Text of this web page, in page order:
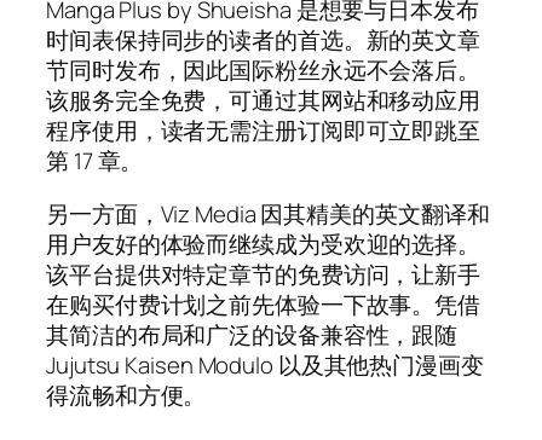
Manga Plus by Shueisha 是想要与日本发布
时间表保持同步的读者的首选。新的英文章
节同时发布，因此国际粉丝永远不会落后。
该服务完全免费，可通过其网站和移动应用
程序使用，读者无需注册订阅即可立即跳至
第 17 章。
另一方面，Viz Media 因其精美的英文翻译和
用户友好的体验而继续成为受欢迎的选择。
该平台提供对特定章节的免费访问，让新手
在购买付费计划之前先体验一下故事。凭借
其简洁的布局和广泛的设备兼容性，跟随
Jujutsu Kaisen Modulo 以及其他热门漫画变
得流畅和方便。